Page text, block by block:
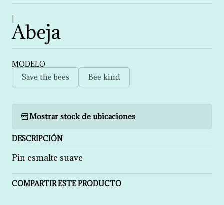
Abeja
MODELO
Save the bees
Bee kind
Mostrar stock de ubicaciones
DESCRIPCIÓN
Pin esmalte suave
COMPARTIR ESTE PRODUCTO